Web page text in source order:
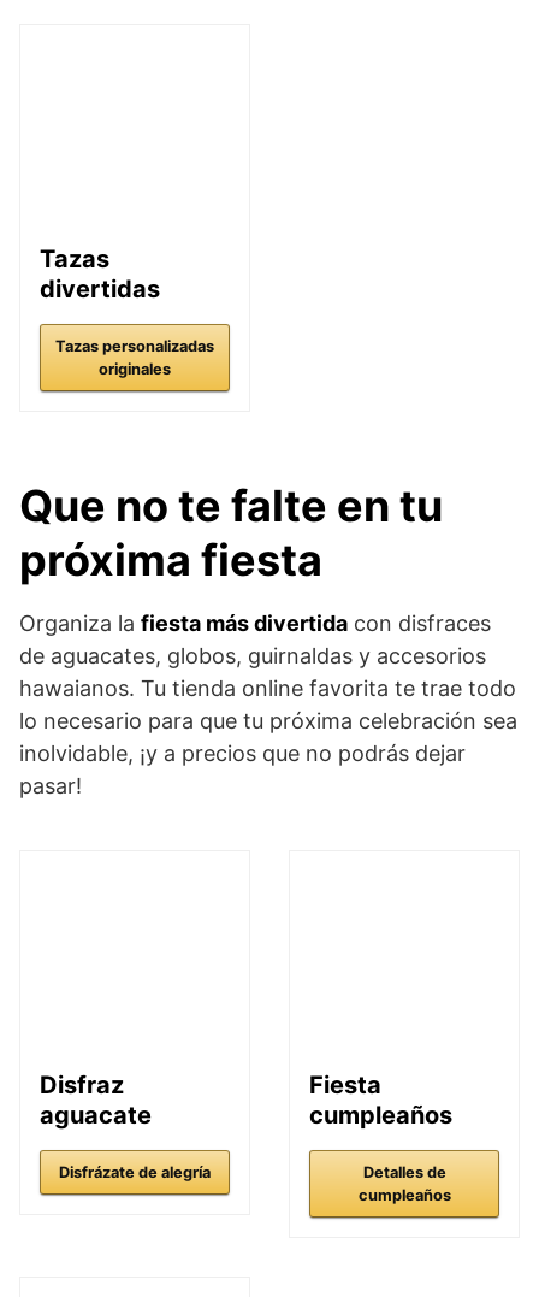
Tazas
divertidas
Tazas personalizadas
originales
Que no te falte en tu
próxima fiesta
Organiza la fiesta más divertida con disfraces
de aguacates, globos, guirnaldas y accesorios
hawaianos. Tu tienda online favorita te trae todo
lo necesario para que tu próxima celebración sea
inolvidable, ¡y a precios que no podrás dejar
pasar!
Disfraz
aguacate
Disfrázate de alegría
Fiesta
cumpleaños
Detalles de
cumpleaños